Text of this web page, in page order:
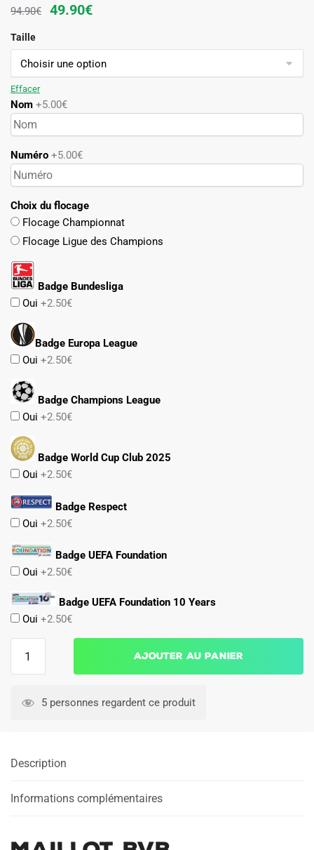
94.90€
Le
initial
était :
49.90€Le
actuel
est :
Taille
Effacer
Nom +5.00€
Numéro +5.00€
Choix du flocage
Flocage Championnat
Flocage Ligue des Champions
Badge Bundesliga
Oui +2.50€
Badge Europa League
Oui +2.50€
Badge Champions League
Oui +2.50€
Badge World Cup Club 2025
Oui +2.50€
Badge Respect
Oui +2.50€
Badge UEFA Foundation
Oui +2.50€
Badge UEFA Foundation 10 Years
Oui +2.50€
BVB
Gardien
Ajouter au panier
5 personnes regardent ce produit
Description
Informations complémentaires